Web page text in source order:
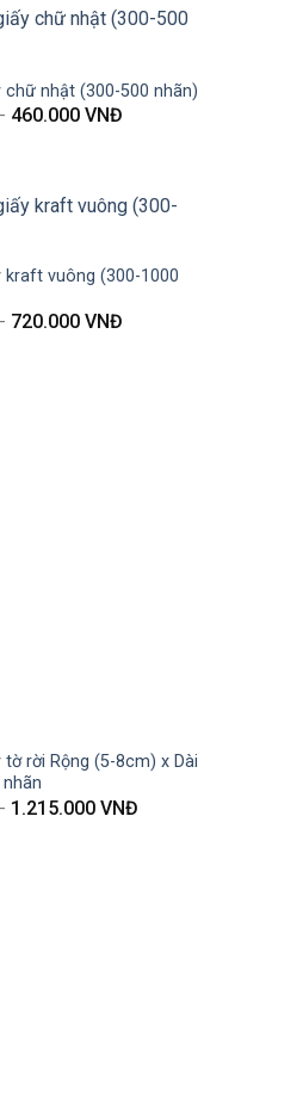
chữ nhật (300-500 nhãn)
460.000 VNĐ
kraft vuông (300-1000
720.000 VNĐ
tờ rời Rộng (5-8cm) x Dài
1.215.000 VNĐ